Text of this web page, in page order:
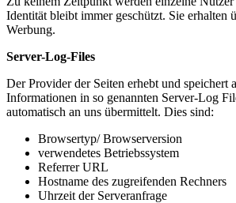
Identität bleibt immer geschützt. Sie erhalten
Werbung.
Server-Log-Files
Der Provider der Seiten erhebt und speichert
Informationen in so genannten Server-Log
automatisch an uns übermittelt. Dies sind:
Browsertyp/ Browserversion
verwendetes Betriebssystem
Referrer URL
Hostname des zugreifenden Rechners
Uhrzeit der Serveranfrage